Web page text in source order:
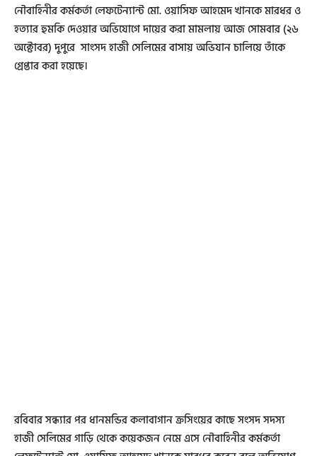
নৌবাহিনীর কর্মকর্তা লেফটেন্যান্ট মো. ওয়াসিফ আহমেদ খানকে মারধর ও
হত্যার হুমকি দেওয়ার অভিযোগে দায়ের করা মামলায় আজ সোমবার (২৬
অক্টোবর) দুপুরে সাংসদ হাজী সেলিমের বাসায় অভিযান চালিয়ে তাঁকে
গ্রেপ্তার করা হয়েছে।
রবিবার সন্ধ্যার পর ধানমন্ডির কলাবাগান ক্রসিংয়ের কাছে সংসদ সদস্য
হাজী সেলিমের গাড়ি থেকে কয়েকজন নেমে এসে নৌবাহিনীর কর্মকর্তা